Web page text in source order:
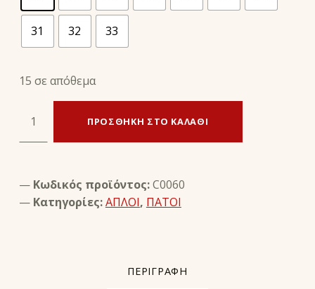
31 32 33
15 σε απόθεμα
ΠΑΙΔΙΚΟΣ ΠΑΤΟΣ KIDS BOYS & GIRLS - PRESTIGE ποσότητα
ΠΡΟΣΘΉΚΗ ΣΤΟ ΚΑΛΆΘΙ
Κωδικός προϊόντος:C0060
Κατηγορίες:ΑΠΛΟΙ, ΠΑΤΟΙ
ΠΕΡΙΓΡΑΦΉ